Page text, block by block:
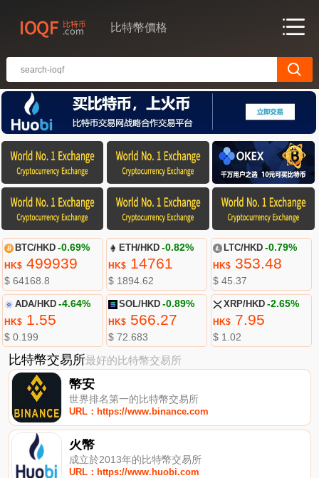
比特幣價格
BTC/HKD -0.69%
HK$499939
$ 64168.8
ETH/HKD -0.82%
HK$ 14761
$ 1894.62
LTC/HKD -0.79%
HK$353.48
$ 45.37
ADA/HKD -4.64%
HK$1.55
$ 0.199
SOL/HKD -0.89%
HK$ 566.27
$ 72.683
XRP/HKD -2.65%
HK$7.95
$ 1.02
比特幣交易所最好的比特幣交易所
幣安
世界排名第一的比特幣交易所
URL：https://www.binance.com
火幣
成立於2013年的比特幣交易所
URL：https://www.huobi.com